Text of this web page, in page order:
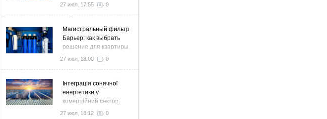
27 июл, 17:55 0
Магистральный фильтр
Барьер: как выбрать
решение для квартиры,
дома и коттеджа
27 июл, 18:00 0
Інтеграція сонячної
енергетики у
комерційний сектор:
стратегія розвитку та
27 июл, 18:12 0